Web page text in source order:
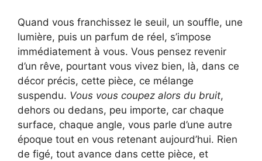
Quand vous franchissez le seuil, un souffle, une
lumière, puis un parfum de réel, s’impose
immédiatement à vous. Vous pensez revenir
d’un rêve, pourtant vous vivez bien, là, dans ce
décor précis, cette pièce, ce mélange
suspendu. Vous vous coupez alors du bruit,
dehors ou dedans, peu importe, car chaque
surface, chaque angle, vous parle d’une autre
époque tout en vous retenant aujourd’hui. Rien
de figé, tout avance dans cette pièce, et